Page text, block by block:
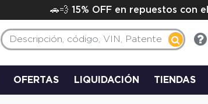
🚗💨 15% OFF en repuestos con
OFERTAS LIQUIDACIÓN TIENDAS